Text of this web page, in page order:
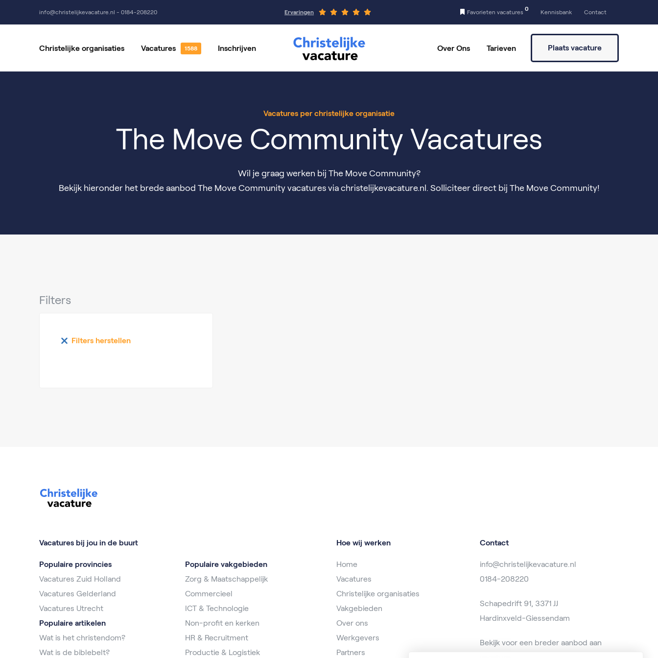
info@christelijkevacature.nl - 0184-208220 Ervaringen Favorieten vacatures
0
Kennisbank Contact
Christelijke organisaties Vacatures Inschrijven Over Ons Tarieven Plaats vacature
Vacatures per christelijke organisatie
The Move Community Vacatures
Wil je graag werken bij The Move Community?
Bekijk hieronder het brede aanbod The Move Community vacatures via christelijkevacature.nl. Solliciteer direct bij The Move Community!
Filters
Filters herstellen
Vacatures bij jou in de buurt
Populaire provincies
Vacatures Zuid Holland
Vacatures Gelderland
Vacatures Utrecht
Populaire artikelen
Wat is het christendom?
Wat is de biblebelt?
Populaire vakgebieden
Zorg & Maatschappelijk
Commercieel
ICT & Technologie
Non-profit en kerken
HR & Recruitment
Productie & Logistiek
Hoe wij werken
Home
Vacatures
Christelijke organisaties
Vakgebieden
Over ons
Werkgevers
Partners
Contact
info@christelijkevacature.nl
0184-208220
Schapedrift 91, 3371 JJ
Hardinxveld-Giessendam
Bekijk voor een breder aanbod aan